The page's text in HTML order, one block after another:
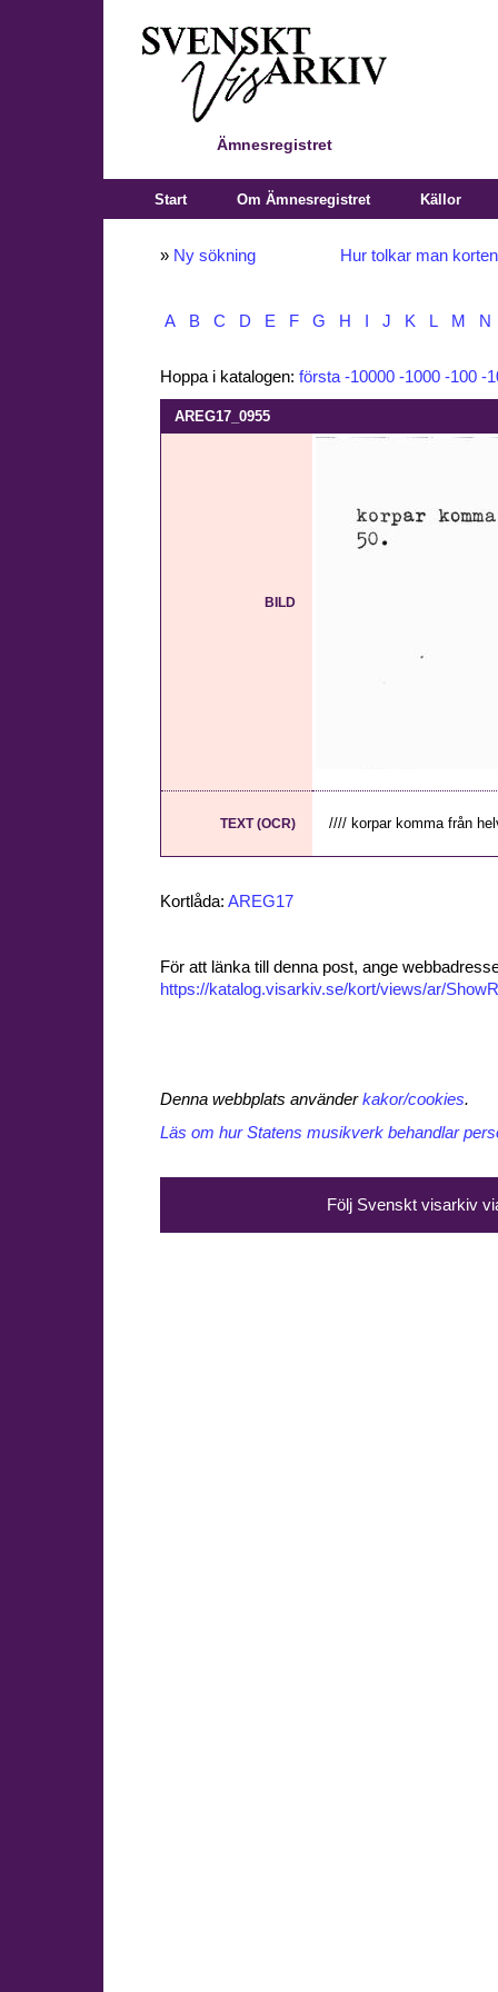
Ämnesregistret
Start Om Ämnesregistret Källor
» Ny sökning Hur tolkar man
A B C D E F G H J K L M N
Hoppa i katalogen: första -10000 -1000 -100 -
AREG17_0955
BILD
TEXT (OCR) //// korpar komma från
Kortlåda: AREG17
För att länka till denna post, ange
https://katalog.visarkiv.se/kort/views/ar/
Denna webbplats använderkakor/cookies.
Läs om hur Statens musikverk behandlar
Följ Svenskt visarkiv